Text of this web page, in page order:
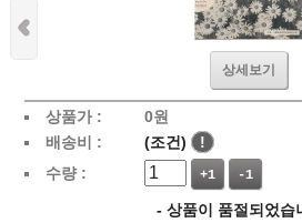
상세보기
상품가 : 0원
배송비 :
(조건)
!
수량 :
+1 -1
- 상품이 품절되었습